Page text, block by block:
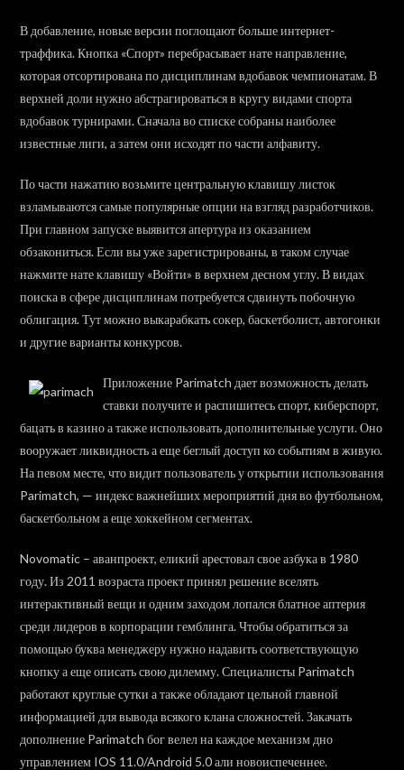
В добавление, новые версии поглощают больше интернет-
траффика. Кнопка «Спорт» перебрасывает нате направление,
которая отсортирована по дисциплинам вдобавок чемпионатам. В
верхней доли нужно абстрагироваться в кругу видами спорта
вдобавок турнирами. Сначала во списке собраны наиболее
известные лиги, а затем они исходят по части алфавиту.
По части нажатию возьмите центральную клавишу листок
взламываются самые популярные опции на взгляд разработчиков.
При главном запуске выявится апертура из оказанием
обзакониться. Если вы уже зарегистрированы, в таком случае
нажмите нате клавишу «Войти» в верхнем десном углу. В видах
поиска в сфере дисциплинам потребуется сдвинуть побочную
облигация. Тут можно выкарабкать сокер, баскетболист, автогонки
и другие варианты конкурсов.
Приложение Parimatch дает возможность делать
ставки получите и распишитесь спорт, киберспорт,
бацать в казино а также использовать дополнительные услуги. Оно
вооружает ликвидность а еще беглый доступ ко событиям в живую.
На певом месте, что видит пользователь у открытии использования
Parimatch, — индекс важнейших мероприятий дня во футбольном,
баскетбольном а еще хоккейном сегментах.
Novomatic – аванпроект, еликий арестовал свое азбука в 1980
году. Из 2011 возраста проект принял решение вселять
интерактивный вещи и одним заходом лопался блатное аптерия
среди лидеров в корпорации гемблинга. Чтобы обратиться за
помощью буква менеджеру нужно надавить соответствующую
кнопку а еще описать свою дилемму. Специалисты Parimatch
работают круглые сутки а также обладают цельной главной
информацией для вывода всякого клана сложностей. Закачать
дополнение Parimatch бог велел на каждое механизм дно
управлением IOS 11.0/Android 5.0 али новоиспеченнее.